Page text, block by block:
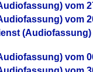
vom
vom
(Audiofassung)
vom